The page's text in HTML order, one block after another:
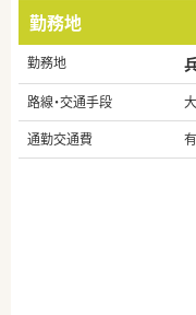
勤務地
勤務地
路線・交通手段
通勤交通費